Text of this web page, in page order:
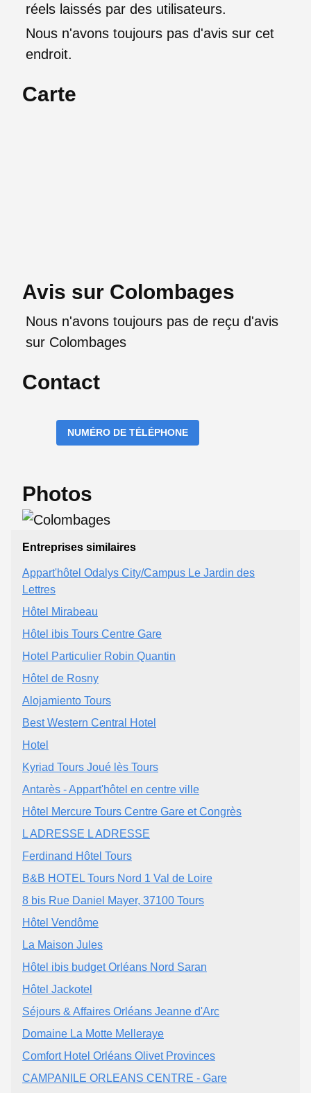
réels laissés par des utilisateurs.
Nous n'avons toujours pas d'avis sur cet
endroit.
Carte
Avis sur Colombages
Nous n'avons toujours pas de reçu d'avis
sur Colombages
Contact
NUMÉRO DE TÉLÉPHONE
Photos
Entreprises similaires
Appart'hôtel Odalys City/Campus Le Jardin des
Lettres
Hôtel Mirabeau
Hôtel ibis Tours Centre Gare
Hotel Particulier Robin Quantin
Hôtel de Rosny
Alojamiento Tours
Best Western Central Hotel
Hotel
Kyriad Tours Joué lès Tours
Antarès - Appart'hôtel en centre ville
Hôtel Mercure Tours Centre Gare et Congrès
L ADRESSE L ADRESSE
Ferdinand Hôtel Tours
B&B HOTEL Tours Nord 1 Val de Loire
8 bis Rue Daniel Mayer, 37100 Tours
Hôtel Vendôme
La Maison Jules
Hôtel ibis budget Orléans Nord Saran
Hôtel Jackotel
Séjours & Affaires Orléans Jeanne d'Arc
Domaine La Motte Melleraye
Comfort Hotel Orléans Olivet Provinces
CAMPANILE ORLEANS CENTRE - Gare